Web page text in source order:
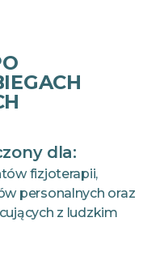
dla:
fizjoterapii,
personalnych oraz
z ludzkim